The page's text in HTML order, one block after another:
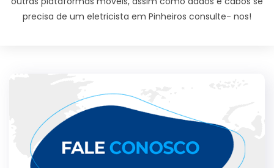
precisa de um eletricista em Pinheiros consulte- nos!